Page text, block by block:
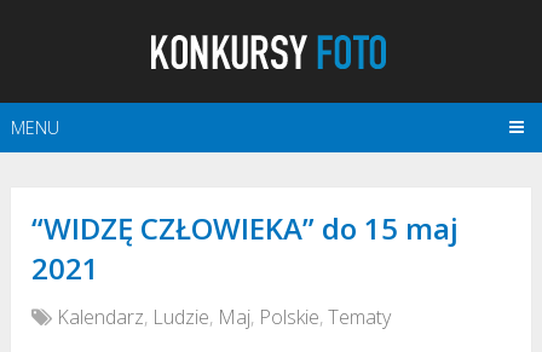
MENU
“WIDZĘ CZŁOWIEKA” do 15 maj
2021
Kalendarz, Ludzie, Maj, Polskie,Tematy